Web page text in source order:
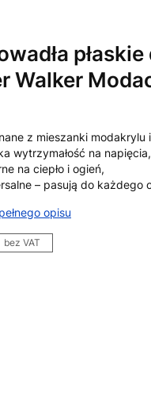
Walker
z mieszanki modakrylu i
wytrzymałość na napięcia,
na ciepło i ogień,
– pasują do każdego
opisu
bez VAT